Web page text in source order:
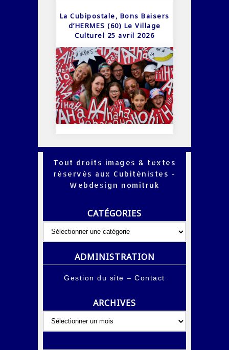
La Cubipostale, Bons Baisers
d’HERMES (60) Le Village
Culturel 25 avril 2026
Tout droits images & textes
réservés aux Cubiténistes -
Webdesign nomitruk
CATÉGORIES
Catégories
ADMINISTRATION
Gestion du site –Contact
ARCHIVES
Archives